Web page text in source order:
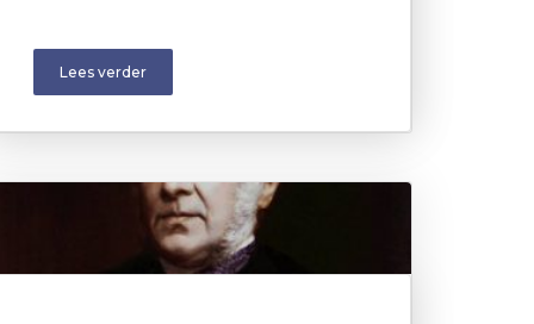
Lees verder